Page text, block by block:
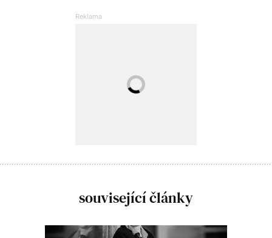
související články